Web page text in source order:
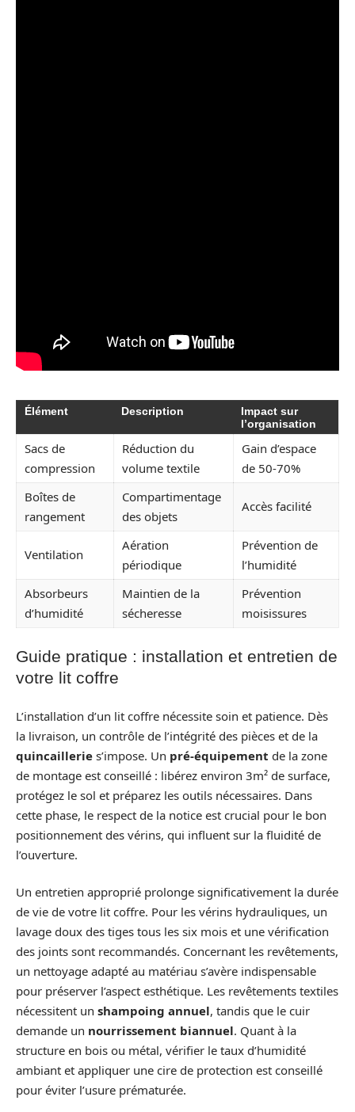
Élément Description
Impact sur
l’organisation
Sacs de
compression
Réduction du
volume textile
Gain d’espace
de 50-70%
Boîtes de
rangement
Compartimentage
des objets
Accès facilité
Ventilation
Aération
périodique
Prévention de
l’humidité
Absorbeurs
d’humidité
Maintien de la
sécheresse
Prévention
moisissures
Guide pratique : installation et entretien de
votre lit coffre
L’installation d’un lit coffre nécessite soin et patience. Dès
la livraison, un contrôle de l’intégrité des pièces et de la
quincaillerie s’impose. Un pré-équipement de la zone
de montage est conseillé : libérez environ 3m² de surface,
protégez le sol et préparez les outils nécessaires. Dans
cette phase, le respect de la notice est crucial pour le bon
positionnement des vérins, qui influent sur la fluidité de
l’ouverture.
Un entretien approprié prolonge significativement la durée
de vie de votre lit coffre. Pour les vérins hydrauliques, un
lavage doux des tiges tous les six mois et une vérification
des joints sont recommandés. Concernant les revêtements,
un nettoyage adapté au matériau s’avère indispensable
pour préserver l’aspect esthétique. Les revêtements textiles
nécessitent un shampoing annuel, tandis que le cuir
demande un nourrissement biannuel. Quant à la
structure en bois ou métal, vérifier le taux d’humidité
ambiant et appliquer une cire de protection est conseillé
pour éviter l’usure prématurée.